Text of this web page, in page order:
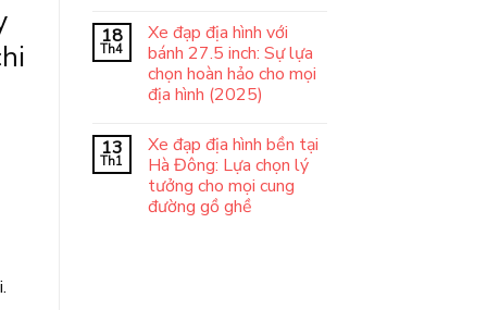
18
Th4
Xe đạp địa hình với
bánh 27.5 inch: Sự lựa
chọn hoàn hảo cho mọi
địa hình (2025)
13
Th1
Xe đạp địa hình bền tại
Hà Đông: Lựa chọn lý
tưởng cho mọi cung
đường gồ ghề